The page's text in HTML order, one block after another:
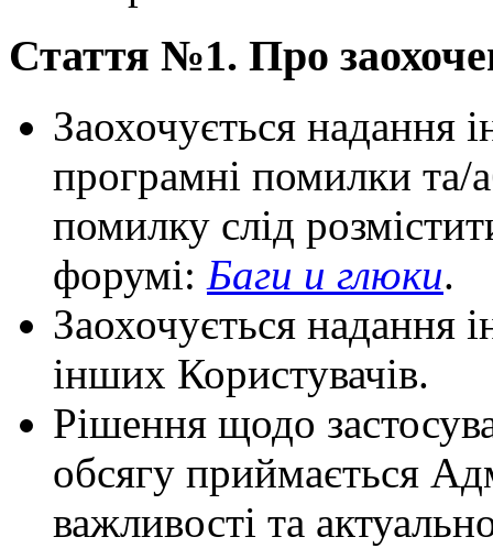
Стаття №1. Про
Заохочується надання
програмні помилки та/
помилку слід
форумі: Баги и глюки.
Заохочується надання
інших Користувачів.
Рішення щодо
обсягу приймається
важливості та